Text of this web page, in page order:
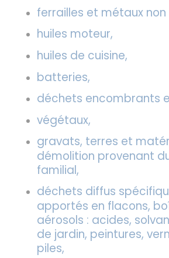
ferrailles et métaux non
huiles moteur,
huiles de cuisine,
batteries,
déchets encombrants
végétaux,
gravats, terres et
démolition provenant
familial,
déchets diffus
apportés en flacons,
aérosols : acides,
de jardin, peintures,
piles,